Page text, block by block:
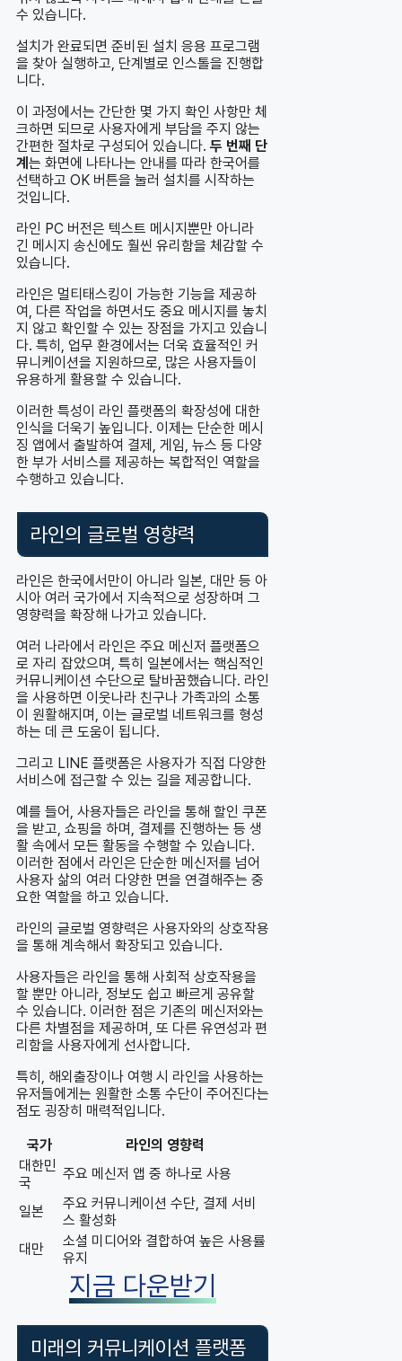
수 있습니다.
설치가 완료되면 준비된 설치 응용 프로그램
을 찾아 실행하고, 단계별로 인스톨을 진행합
니다.
이 과정에서는 간단한 몇 가지 확인 사항만 체
크하면 되므로 사용자에게 부담을 주지 않는
간편한 절차로 구성되어 있습니다. 두 번째 단
계 는 화면에 나타나는 안내를 따라 한국어를
선택하고 OK 버튼을 눌러 설치를 시작하는
것입니다.
라인 PC 버전은 텍스트 메시지뿐만 아니라
긴 메시지 송신에도 훨씬 유리함을 체감할 수
있습니다.
라인은 멀티태스킹이 가능한 기능을 제공하
여, 다른 작업을 하면서도 중요 메시지를 놓치
지 않고 확인할 수 있는 장점을 가지고 있습니
다. 특히, 업무 환경에서는 더욱 효율적인 커
뮤니케이션을 지원하므로, 많은 사용자들이
유용하게 활용할 수 있습니다.
이러한 특성이 라인 플랫폼의 확장성에 대한
인식을 더욱기 높입니다. 이제는 단순한 메시
징 앱에서 출발하여 결제, 게임, 뉴스 등 다양
한 부가 서비스를 제공하는 복합적인 역할을
수행하고 있습니다.
라인의 글로벌 영향력
라인은 한국에서만이 아니라 일본, 대만 등 아
시아 여러 국가에서 지속적으로 성장하며 그
영향력을 확장해 나가고 있습니다.
여러 나라에서 라인은 주요 메신저 플랫폼으
로 자리 잡았으며, 특히 일본에서는 핵심적인
커뮤니케이션 수단으로 탈바꿈했습니다. 라인
을 사용하면 이웃나라 친구나 가족과의 소통
이 원활해지며, 이는 글로벌 네트워크를 형성
하는 데 큰 도움이 됩니다.
그리고 LINE 플랫폼은 사용자가 직접 다양한
서비스에 접근할 수 있는 길을 제공합니다.
예를 들어, 사용자들은 라인을 통해 할인 쿠폰
을 받고, 쇼핑을 하며, 결제를 진행하는 등 생
활 속에서 모든 활동을 수행할 수 있습니다.
이러한 점에서 라인은 단순한 메신저를 넘어
사용자 삶의 여러 다양한 면을 연결해주는 중
요한 역할을 하고 있습니다.
라인의 글로벌 영향력은 사용자와의 상호작용
을 통해 계속해서 확장되고 있습니다.
사용자들은 라인을 통해 사회적 상호작용을
할 뿐만 아니라, 정보도 쉽고 빠르게 공유할
수 있습니다. 이러한 점은 기존의 메신저와는
다른 차별점을 제공하며, 또 다른 유연성과 편
리함을 사용자에게 선사합니다.
특히, 해외출장이나 여행 시 라인을 사용하는
유저들에게는 원활한 소통 수단이 주어진다는
점도 굉장히 매력적입니다.
국가
라인의 영향력
대한민
국
주요 메신저 앱 중 하나로 사용
일본
주요 커뮤니케이션 수단, 결제 서비
스 활성화
대만
소셜 미디어와 결합하여 높은 사용률
유지
지금 다운받기
미래의 커뮤니케이션 플랫폼